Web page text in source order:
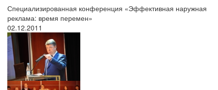
Специализированная конференция «Эффективная наружная
реклама: время перемен»
02.12.2011